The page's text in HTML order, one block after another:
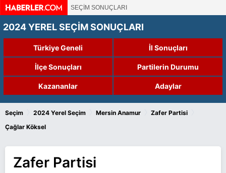
SEÇİM SONUÇLARI
2024 YEREL SEÇİM SONUÇLARI
Türkiye Geneli İl Sonuçları
İlçe Sonuçları Partilerin Durumu
Kazananlar Adaylar
Seçim 2024 Yerel Seçim Mersin Anamur Zafer Partisi
Çağlar Köksel
Zafer Partisi